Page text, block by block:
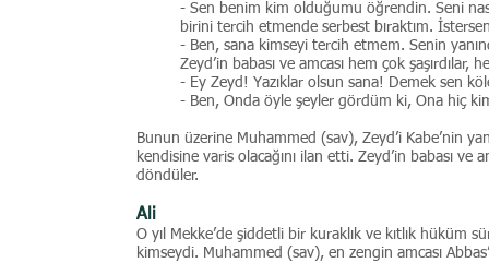
- Sen benim kim olduğumu öğrendin. Seni
birini tercih etmende serbest bıraktım.
- Ben, sana kimseyi tercih etmem. Senin
Zeyd’in babası ve amcası hem çok şaşırdılar,
- Ey Zeyd! Yazıklar olsun sana! Demek sen
- Ben, Onda öyle şeyler gördüm ki, Ona hiç
Bunun üzerine Muhammed (sav), Zeyd’i Kabe’nin
kendisine varis olacağını ilan etti. Zeyd’in babası
döndüler.
Ali
O yıl Mekke’de şiddetli bir kuraklık ve kıtlık hüküm
kimseydi. Muhammed (sav), en zengin amcası